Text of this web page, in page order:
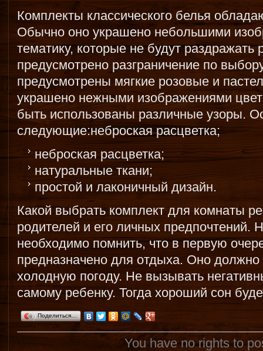
Комплекты классического белья
Обычно оно украшено небольшими
тематику, которые не будут
предусмотрено разграничение по
предусмотрены мягкие розовые и
украшено нежными изображениями
быть использованы различные узоры.
следующие:неброская расцветка;
неброская расцветка;
натуральные ткани;
простой и лаконичный дизайн.
Какой выбрать комплект для комнаты
родителей и его личных предпочтений.
необходимо помнить, что в первую
предназначено для отдыха. Оно
холодную погоду. Не вызывать
самому ребенку. Тогда хороший сон
Поделиться…
You have no rights to